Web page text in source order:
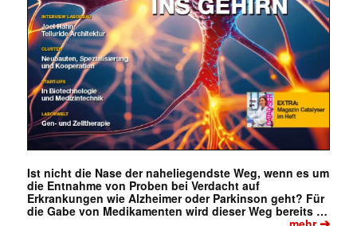
Ist nicht die Nase der naheliegendste Weg, wenn es um
die Entnahme von Proben bei Verdacht auf
Erkrankungen wie Alzheimer oder Parkinson geht? Für
die Gabe von Medikamenten wird dieser Weg bereits …